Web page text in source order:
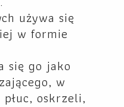
używa się
w formie
się go jako
w
oskrzeli,